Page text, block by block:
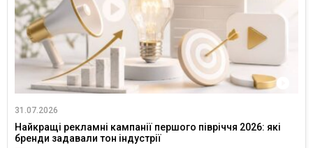
31.07.2026
Найкращі рекламні кампанії першого півріччя 2026: які
бренди задавали тон індустрії